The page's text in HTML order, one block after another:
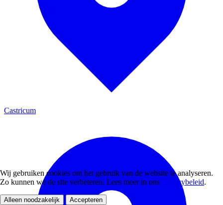
Castricum
Wij gebruiken cookies om het gebruik van de website te analyseren.
Zo kunnen we de site verbeteren. Lees meer in ons
privacybeleid.
Alleen noodzakelijk Accepteren